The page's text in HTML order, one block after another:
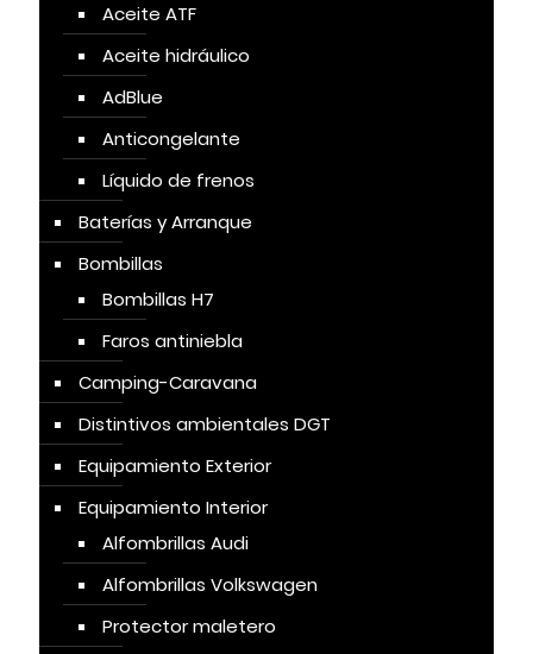
Aceite ATF
Aceite hidráulico
AdBlue
Anticongelante
Líquido de frenos
Baterías y Arranque
Bombillas
Bombillas H7
Faros antiniebla
Camping-Caravana
Distintivos ambientales DGT
Equipamiento Exterior
Equipamiento Interior
Alfombrillas Audi
Alfombrillas Volkswagen
Protector maletero